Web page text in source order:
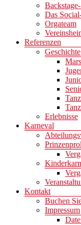
Das
Orgateam
Referenzen
Geschichte
Erlebnisse
Karneval
Kontakt
Buchen
Impressum